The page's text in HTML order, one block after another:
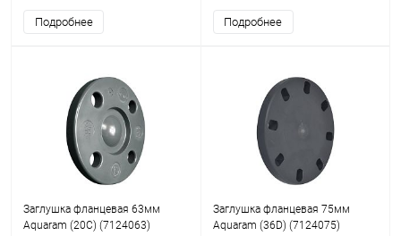
Подробнее Подробнее
Заглушка фланцевая 63мм
Aquaram (20C) (7124063)
Заглушка фланцевая 75мм
Aquaram (36D) (7124075)